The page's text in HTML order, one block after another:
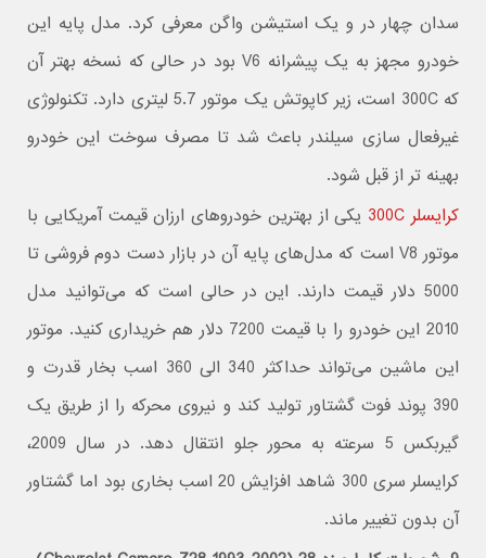
سدان چهار در و یک استیشن واگن معرفی کرد. مدل پایه این
خودرو مجهز به یک پیشرانه V6 بود در حالی که نسخه بهتر آن
که 300C است، زیر کاپوتش یک موتور 5.7 لیتری دارد. تکنولوژی
غیرفعال سازی سیلندر باعث شد تا مصرف سوخت این خودرو
بهینه تر از قبل شود.
کرایسلر 300C
یکی از بهترین خودروهای ارزان قیمت آمریکایی با
موتور V8 است که مدل‌های پایه آن در بازار دست دوم فروشی تا
5000 دلار قیمت دارند. این در حالی است که می‌توانید مدل
2010 این خودرو را با قیمت 7200 دلار هم خریداری کنید. موتور
این ماشین می‌تواند حداکثر 340 الی 360 اسب بخار قدرت و
390 پوند فوت گشتاور تولید کند و نیروی محرکه را از طریق یک
گیربکس 5 سرعته به محور جلو انتقال دهد. در سال 2009،
کرایسلر سری 300 شاهد افزایش 20 اسب بخاری بود اما گشتاور
آن بدون تغییر ماند.